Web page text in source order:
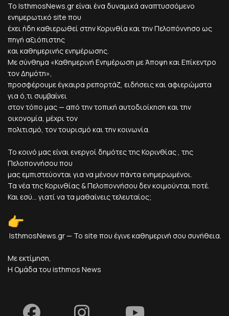
Το IsthmosNews.gr είναι ένα δυναμικά αναπτυσσόμενο
ενημερωτικό site που
έχει ήδη καθιερωθεί στην Κορινθία και την Πελοπόννησο ως
πηγή αξιόπιστης
και καθημερινής ενημέρωσης.
Με σύνθημα «Καθημερινή Ενημέρωση με Άποψη και Επίκεντρο
τον Δημότη»,
προσφέρουμε έγκαιρα ρεπορτάζ, ειδήσεις και αφιερώματα
για ό,τι συμβαίνει
στον τόπο μας — από την τοπική αυτοδιοίκηση και την
οικονομία, μέχρι τον
πολιτισμό, τον τουρισμό και την κοινωνία.
Το κοινό μας είναι ενεργοί δημότες της Κορινθίας , της
Πελοποννήσου που
μας εμπιστεύονται για να μένουν πάντα ενημερωμένοι.
Τα νέα της Κορινθίας & Πελοποννήσου δεν κοιμούνται ποτέ.
Και εσύ... γιατί να τα μαθαίνεις τελευταίος;
IsthmosNews.gr — Το site που έγινε καθημερινή σου συνήθεια.
Με εκτίμηση,
Η Ομάδα του isthmos News